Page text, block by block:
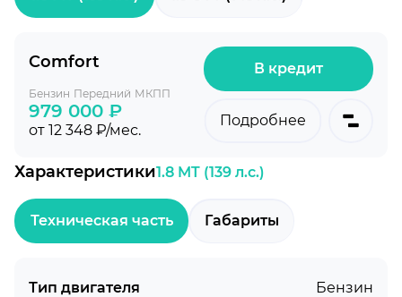
Comfort
Бензин Передний МКПП
979 000 ₽
от 12 348 ₽/мес.
В кредит
Подробнее
Характеристики1.8 MT (139 л.с.)
Техническая часть Габариты
Тип двигателя Бензин